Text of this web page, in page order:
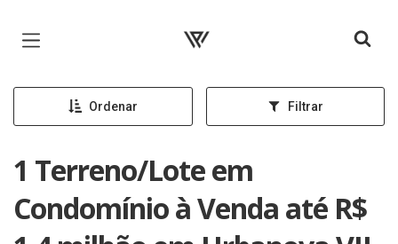
Página inicial
Ordenar Filtrar
1 Terreno/Lote em
Condomínio à Venda até R$